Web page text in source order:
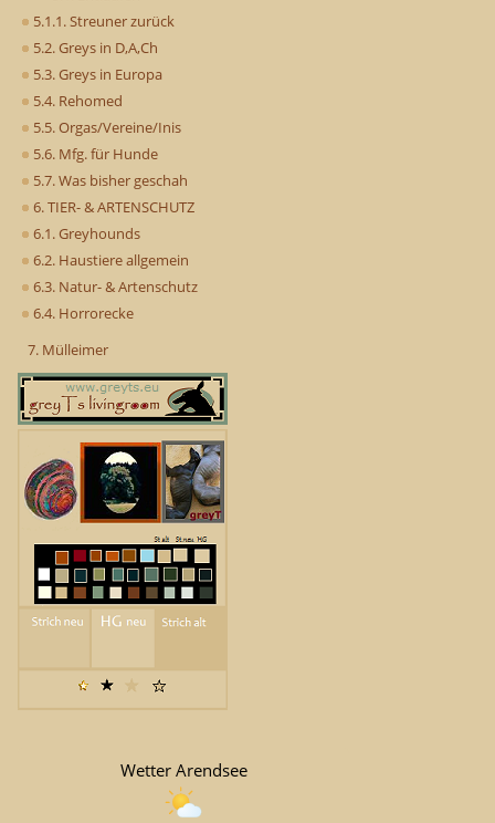
5.1.1. Streuner zurück
5.2. Greys in D,A,Ch
5.3. Greys in Europa
5.4. Rehomed
5.5. Orgas/Vereine/Inis
5.6. Mfg. für Hunde
5.7. Was bisher geschah
6. TIER- & ARTENSCHUTZ
6.1. Greyhounds
6.2. Haustiere allgemein
6.3. Natur- & Artenschutz
6.4. Horrorecke
7. Mülleimer
Wetter Arendsee